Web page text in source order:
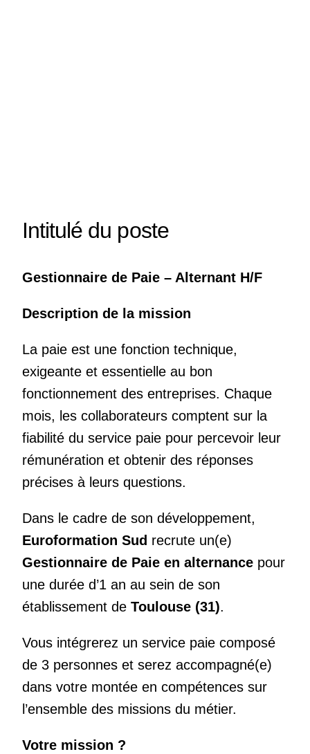
Intitulé du poste
Gestionnaire de Paie – Alternant H/F
Description de la mission
La paie est une fonction technique,
exigeante et essentielle au bon
fonctionnement des entreprises. Chaque
mois, les collaborateurs comptent sur la
fiabilité du service paie pour percevoir leur
rémunération et obtenir des réponses
précises à leurs questions.
Dans le cadre de son développement,
Euroformation Sud recrute un(e)
Gestionnaire de Paie en alternancepour
une durée d’1 an au sein de son
établissement de Toulouse (31).
Vous intégrerez un service paie composé
de 3 personnes et serez accompagné(e)
dans votre montée en compétences sur
l’ensemble des missions du métier.
Votre mission ?